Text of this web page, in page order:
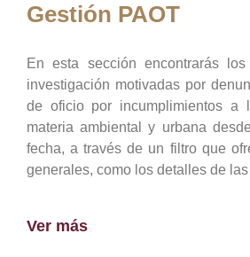
Gestión PAOT
En esta sección encontrarás
investigación motivadas por
de oficio por incumplimientos a
materia ambiental y urbana
fecha, a través de un filtro que
generales, como los detalles de
Ver más